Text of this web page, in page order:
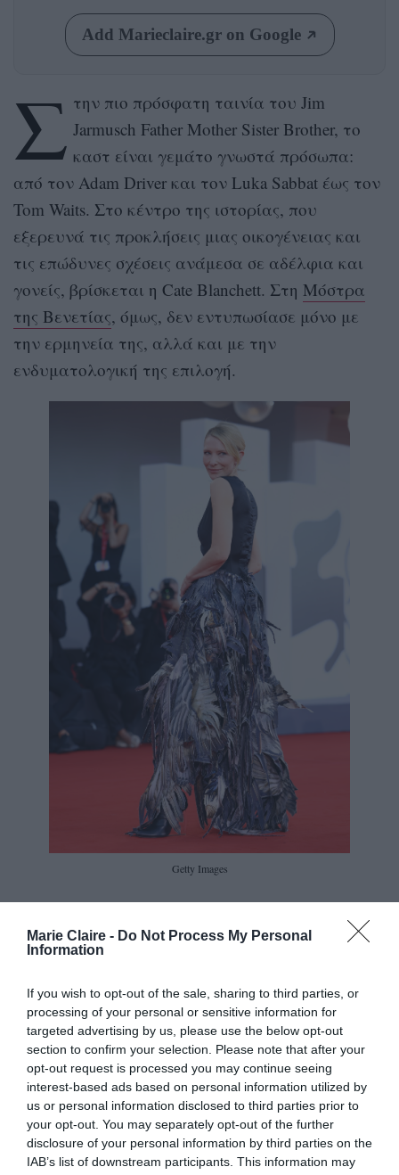
Marie Claire - Do Not Process My Personal
Information
If you wish to opt-out of the sale, sharing to third parties, or
processing of your personal or sensitive information for
targeted advertising by us, please use the below opt-out
section to confirm your selection. Please note that after your
opt-out request is processed you may continue seeing
interest-based ads based on personal information utilized by
us or personal information disclosed to third parties prior to
your opt-out. You may separately opt-out of the further
disclosure of your personal information by third parties on the
IAB’s list of downstream participants. This information may
Add Marieclaire.gr on Google
Σ την πιο πρόσφατη ταινία του Jim
Jarmusch Father Mother Sister Brother, το
καστ είναι γεμάτο γνωστά πρόσωπα:
από τον Adam Driver και τον Luka Sabbat έως τον
Tom Waits. Στο κέντρο της ιστορίας, που
εξερευνά τις προκλήσεις μιας οικογένειας και
τις επώδυνες σχέσεις ανάμεσα σε αδέλφια και
γονείς, βρίσκεται η Cate Blanchett. Στη Μόστρα
της Βενετίας, όμως, δεν εντυπωσίασε μόνο με
την ερμηνεία της, αλλά και με την
ενδυματολογική της επιλογή.
Getty Images
Η ηθοποιός περπάτησε στο κόκκινο χαλί με μια
τολμηρή δημιουργία από τη συλλογή Couture
Φθινόπωρο 2025 του Maison Margiela, την πρώτη
του Glenn Martens ως νέου καλλιτεχνικού
διευθυντή του οίκου. Η παρθενική του κολεξιόν
αποδείχθηκε ένα τολμηρό statement, γεμάτο
πειραματικά υλικά, έντονα textures, πουλιά-
μοτίβα και ανακυκλωμένες λεπτομέρειες.
Ωστόσο, το gown της Blanchett ξεχώρισε ακόμα
περισσότερο.